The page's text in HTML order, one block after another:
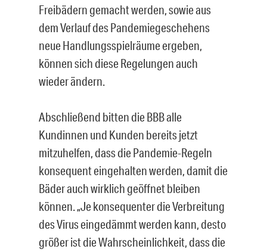
Freibädern gemacht werden, sowie aus
dem Verlauf des Pandemiegeschehens
neue Handlungsspielräume ergeben,
können sich diese Regelungen auch
wieder ändern.
Abschließend bitten die BBB alle
Kundinnen und Kunden bereits jetzt
mitzuhelfen, dass die Pandemie-Regeln
konsequent eingehalten werden, damit die
Bäder auch wirklich geöffnet bleiben
können. „Je konsequenter die Verbreitung
des Virus eingedämmt werden kann, desto
größer ist die Wahrscheinlichkeit, dass die